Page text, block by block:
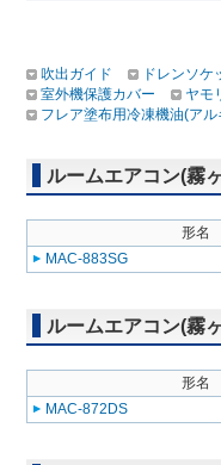
吹出ガイド ドレンソケ
室外機保護カバー
ヤモ
フレア塗布用冷凍機油(ア
ルームエアコン(霧
形名
MAC-883SG
ルームエアコン(霧
形名
MAC-872DS